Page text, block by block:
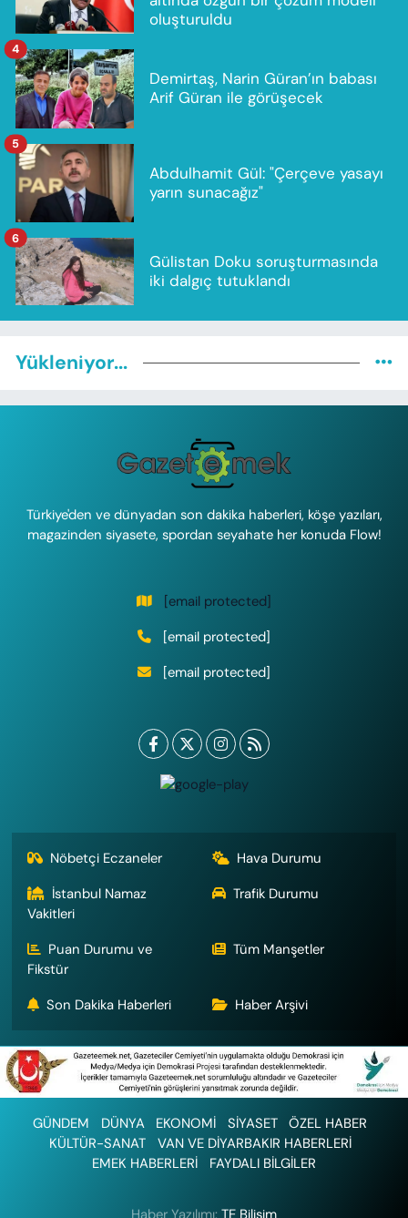
oluşturuldu
Demirtaş, Narin Güran’ın babası
Arif Güran ile görüşecek
4
Abdulhamit Gül: "Çerçeve yasayı
yarın sunacağız"
5
Gülistan Doku soruşturmasında
iki dalgıç tutuklandı
6
Yükleniyor...
Türkiye'den ve dünyadan son dakika haberleri, köşe yazıları,
magazinden siyasete, spordan seyahate her konuda Flow!
[email protected]
[email protected]
[email protected]
Nöbetçi Eczaneler
Hava Durumu
İstanbul Namaz
Vakitleri
Trafik Durumu
Puan Durumu ve
Fikstür
Tüm Manşetler
Son Dakika Haberleri Haber Arşivi
GÜNDEM DÜNYA EKONOMİ SİYASET
ÖZEL HABER
KÜLTÜR-SANAT
VAN VE DİYARBAKIR HABERLERİ
EMEK HABERLERİ
FAYDALI BİLGİLER
Haber Yazılımı: TE Bilişim